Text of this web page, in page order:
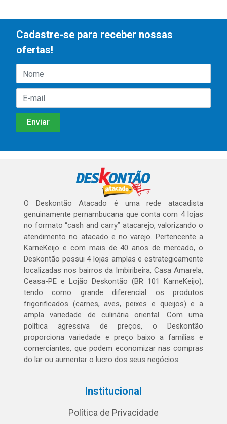
Cadastre-se para receber nossas
ofertas!
O Deskontão Atacado é uma rede atacadista
genuinamente pernambucana que conta com 4 lojas
no formato “cash and carry” atacarejo, valorizando o
atendimento no atacado e no varejo. Pertencente a
KarneKeijo e com mais de 40 anos de mercado, o
Deskontão possui 4 lojas amplas e estrategicamente
localizadas nos bairros da Imbiribeira, Casa Amarela,
Ceasa-PE e Lojão Deskontão (BR 101 KarneKeijo),
tendo como grande diferencial os produtos
frigorificados (carnes, aves, peixes e queijos) e a
ampla variedade de culinária oriental. Com uma
política agressiva de preços, o Deskontão
proporciona variedade e preço baixo a famílias e
comerciantes, que podem economizar nas compras
do lar ou aumentar o lucro dos seus negócios.
Institucional
Política de Privacidade